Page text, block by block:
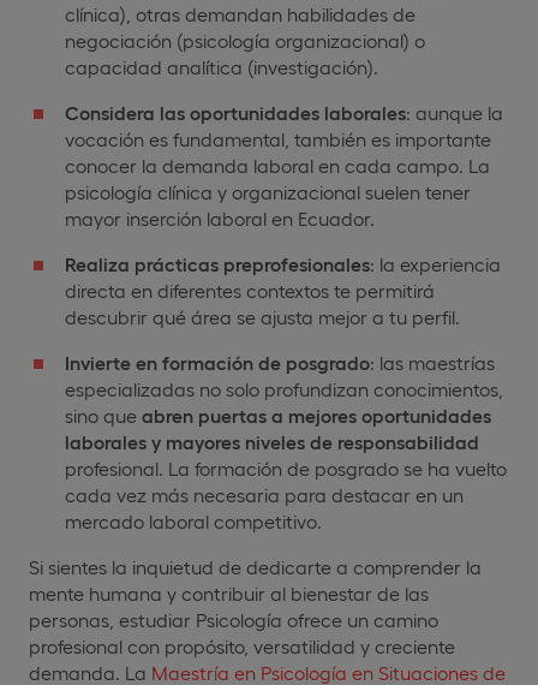
clínica), otras demandan habilidades de
negociación (psicología organizacional) o
capacidad analítica (investigación).
Considera las oportunidades laborales: aunque la
vocación es fundamental, también es importante
conocer la demanda laboral en cada campo. La
psicología clínica y organizacional suelen tener
mayor inserción laboral en Ecuador.
Realiza prácticas preprofesionales: la experiencia
directa en diferentes contextos te permitirá
descubrir qué área se ajusta mejor a tu perfil.
Invierte en formación de posgrado: las maestrías
especializadas no solo profundizan conocimientos,
sino que abren puertas a mejores oportunidades
laborales y mayores niveles de responsabilidad
profesional. La formación de posgrado se ha vuelto
cada vez más necesaria para destacar en un
mercado laboral competitivo.
Si sientes la inquietud de dedicarte a comprender la
mente humana y contribuir al bienestar de las
personas, estudiar Psicología ofrece un camino
profesional con propósito, versatilidad y creciente
demanda. La Maestría en Psicología en Situaciones de